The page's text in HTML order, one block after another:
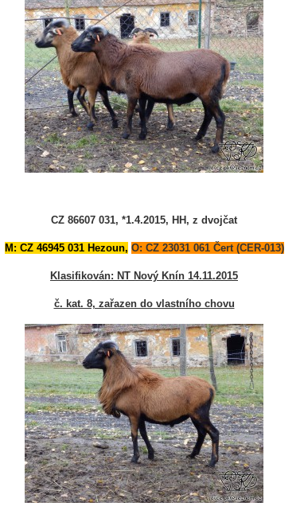
CZ 86607 031, *1.4.2015, HH, z dvojčat
M: CZ 46945 031 Hezoun, O: CZ 23031 061 Čert (CER-013)
Klasifikován: NT Nový Knín 14.11.2015
č. kat. 8, zařazen do vlastního chovu